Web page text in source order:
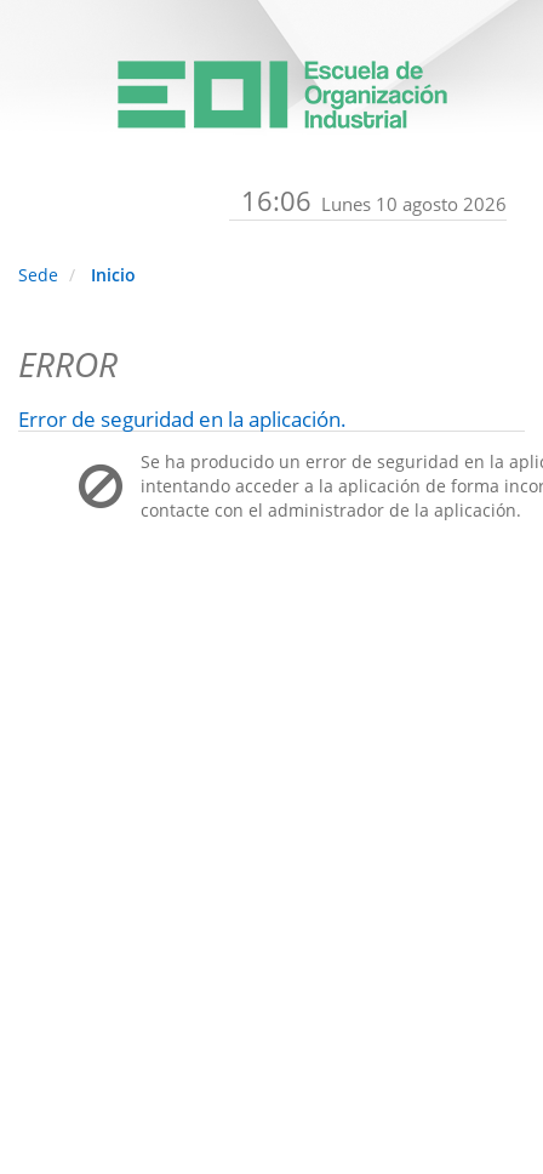
16:06 Lunes 10 agosto 2026
Sede Inicio
ERROR
Error de seguridad en la aplicación.
Se ha producido un error de seguridad en la
intentando acceder a la aplicación de forma
contacte con el administrador de la aplicación.